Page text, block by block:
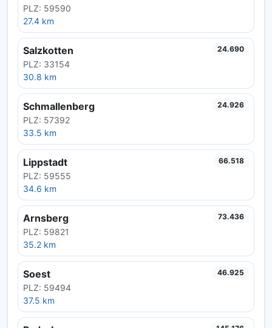
PLZ: 59590
27.4 km
Salzkotten
PLZ: 33154
30.8 km
24.690
Schmallenberg
PLZ: 57392
33.5 km
24.926
Lippstadt
PLZ: 59555
34.6 km
66.518
Arnsberg
PLZ: 59821
35.2 km
73.436
Soest
PLZ: 59494
37.5 km
46.925